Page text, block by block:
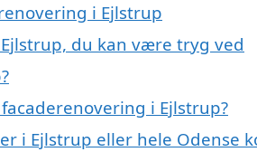
i Ejlstrup
du kan være tryg ved
i Ejlstrup?
i Ejlstrup eller hele Odense